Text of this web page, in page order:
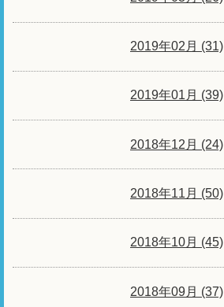
2019年02月 (31)
2019年01月 (39)
2018年12月 (24)
2018年11月 (50)
2018年10月 (45)
2018年09月 (37)